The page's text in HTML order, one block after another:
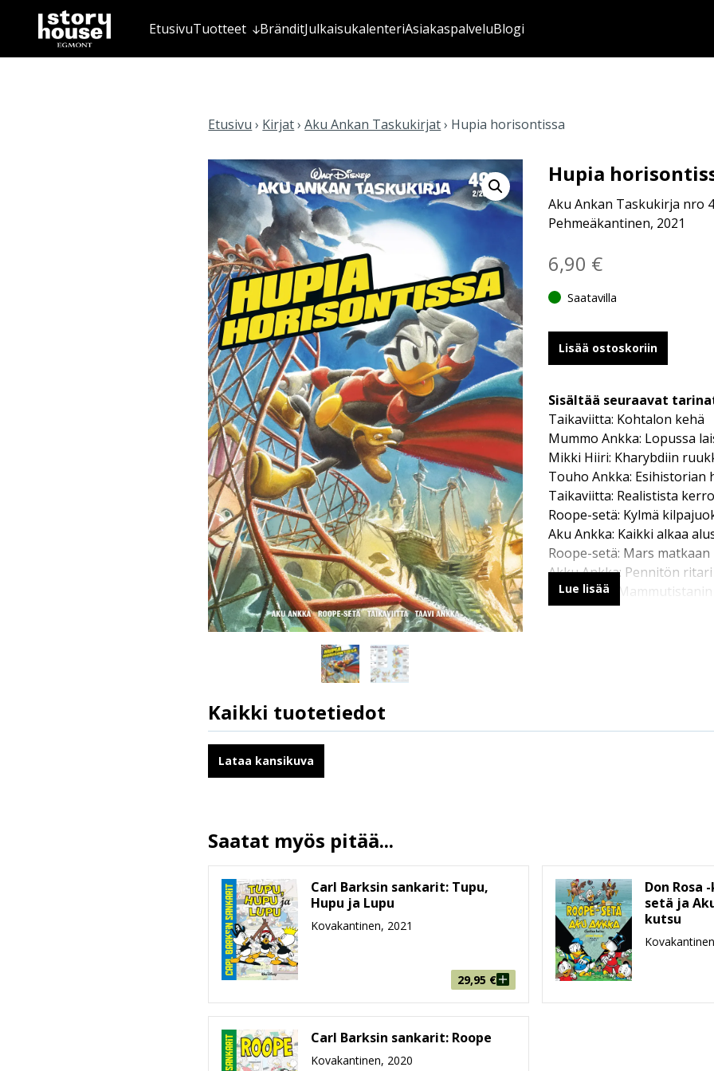
EtusivuTuotteet BränditJulkaisukalenteriAsiakaspalveluBlogi
Etusivu › Kirjat›Aku Ankan Taskukirjat› Hupia horisontissa
Hupia
Aku Ankan Taskukirja nro
Pehmeäkantinen, 2021
6,90 €
Saatavilla
Lisää ostoskoriin
Sisältää seuraavat
Taikaviitta: Kohtalon kehä
Mummo Ankka: Lopussa
Mikki Hiiri: Kharybdiin
Touho Ankka: Esihistorian
Taikaviitta: Realistista
Roope-setä: Kylmä
Aku Ankka: Kaikki alkaa
Roope-setä: Mars matkaan
Akku Ankka: Pennitön ritari
Aku Ankka:
Roope-setä: Mukava yllätys
Lue lisää
Kaikki tuotetiedot
ISBN
9789513248123
Kirjoittajat
Kuvittajat
Sivumäärä
Koko
leveys x korkeus x paksuus
125 mm * 188 mm * 18 mm
Paino
Ikäryhmä
6-8, 9-99
Kustantaja
Lataa kansikuva
Saatat myös pitää...
Carl Barksin sankarit: Tupu,
Hupu ja Lupu
Kovakantinen, 2021
29,95 €
Don Rosa
setä ja
kutsu
Carl Barksin sankarit: Roope
Kovakantinen, 2020